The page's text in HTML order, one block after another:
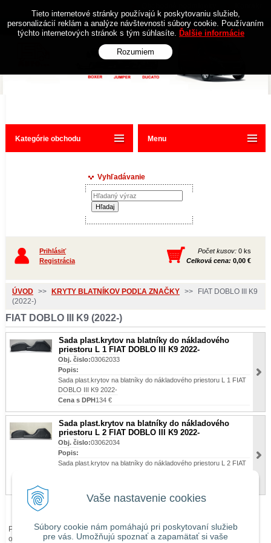
Vaše nastavenie cookies
Súbory cookie nám pomáhajú pri poskytovaní služieb
pre vás. Umožňujú spoznať a zapamätať si vaše
Kategórie obchodu
Vyhľadávanie
Prihlásiť
Registrácia
Počet kusov: 0 ks
Celková cena: 0,00 €
ÚVOD >> KRYTY BLATNÍKOV PODĽA ZNAČKY >>
FIAT DOBLO III K9
(2022-)
FIAT DOBLO III K9 (2022-)
Sada plast.krytov na blatníky do nákladového
priestoru L 1 FIAT DOBLO III K9 2022-
Obj. čislo:03062033
Popis:
Sada plast.krytov na blatníky do nákladového priestoru L 1 FIAT
DOBLO III K9 2022-
Cena s DPH134 €
Sada plast.krytov na blatníky do nákladového
priestoru L 2 FIAT DOBLO III K9 2022-
Obj. čislo:03062034
Popis:
Sada plast.krytov na blatníky do nákladového priestoru L 2 FIAT
Pri zaslaní tovaru mimo územia Slovenskej republiky budú ku každej
objednávke prirátanénáklady na dopravu mimo územia SR podľa
Menu
Tieto internetové stránky používajú k poskytovaniu služieb,
personalizácií reklám a analýze návštevnosti súbory cookie. Používaním
týchto internetových stránok s tým súhlasíte. Ďalšie informácie
Rozumiem